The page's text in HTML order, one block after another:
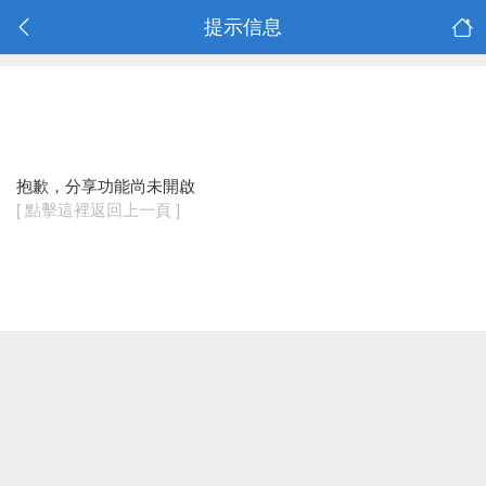
提示信息
抱歉，分享功能尚未開啟
[ 點擊這裡返回上一頁 ]